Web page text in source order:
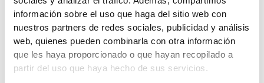
información sobre el uso que haga del sitio web con
nuestros partners de redes sociales, publicidad y análisis
web, quienes pueden combinarla con otra información
que les haya proporcionado o que hayan recopilado a
partir del uso que haya hecho de sus servicios.
que un enfoque proactivo hacia tu salud y bienestar puede
traducirse en beneficios significativos, tanto para tu
bienestar personal como para el éxito de tu negocio. En
You Asesoría, estamos aquí para guiarte en cada paso de
este camino, asegurando que tu declaración de la renta
2023 sea tan saludable y próspera como tú.